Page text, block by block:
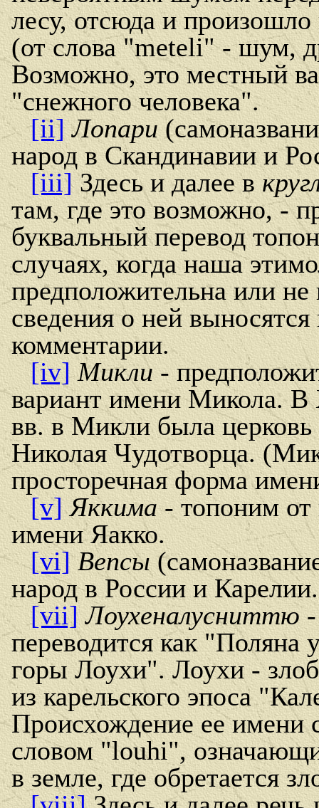
лесу, отсюда и произошло
(от слова "meteli" - шум,
Возможно, это местный
"снежного человека".
[ii] Лопари
народ в Скандинавии и
[iii]Здесь и далее в
там, где это возможно, -
буквальный перевод
случаях, когда наша
предположительна или не
сведения о ней выносятся
комментарии.
[iv] Микли-
вариант имени Микола.
вв. в Микли была
Николая Чудотворца.
просторечная форма
[v] Яккима- топоним от
имени Яакко.
[vi] Вепсы
народ в России и Карелии.
[vii] Лоухеналусниттю-
переводится как "Поляна
горы Лоухи". Лоухи -
из карельского эпоса
Происхождение ее имени
словом "louhi",
в земле, где обретается